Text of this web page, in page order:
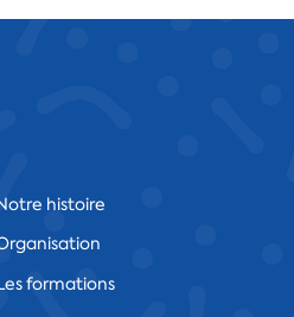
histoire
formations